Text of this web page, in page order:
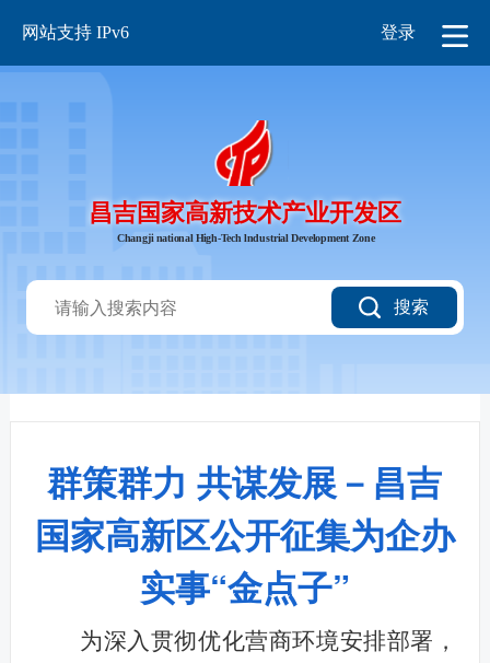
网站支持 IPv6 登录
昌吉国家高新技术产业开发区
Changji national High-Tech lndustrial Development Zone
搜索
群策群力 共谋发展－昌吉
国家高新区公开征集为企办
实事“金点子”
为深入贯彻优化营商环境安排部署，